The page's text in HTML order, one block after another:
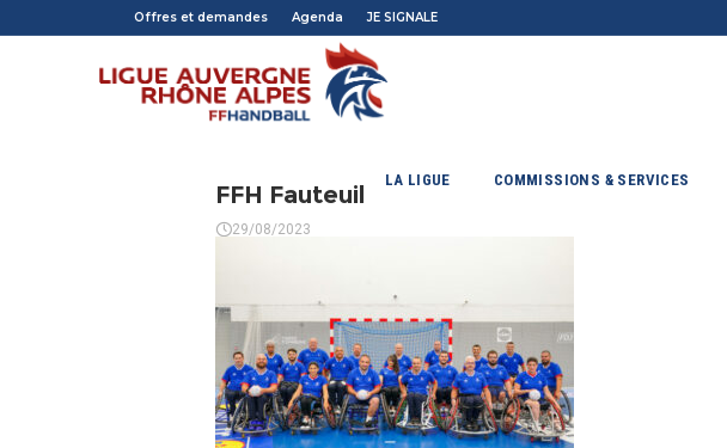
Offres et demandes Agenda JE SIGNALE
LA LIGUE COMMISSIONS & SERVICES
FFH Fauteuil
29/08/2023